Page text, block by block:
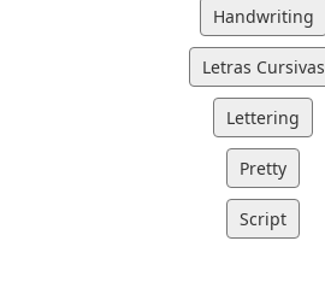
Handwriting
Letras Cursivas
Lettering
Pretty
Script